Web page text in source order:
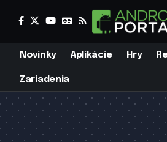
Novinky Aplikácie Hry
Zariadenia